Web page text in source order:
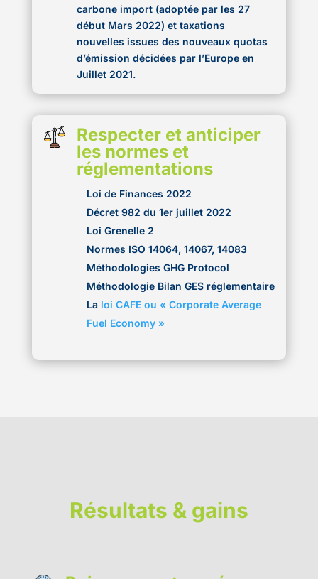
carbone import (adoptée par les 27
début Mars 2022) et taxations
nouvelles issues des nouveaux quotas
d’émission décidées par l’Europe en
Juillet 2021.
Respecter et anticiper
les normes et
réglementations
Loi de Finances 2022
Décret 982 du 1er juillet 2022
Loi Grenelle 2
Normes ISO 14064, 14067, 14083
Méthodologies GHG Protocol
Méthodologie Bilan GES réglementaire
La loi CAFE ou « Corporate Average
Fuel Economy »
Résultats & gains